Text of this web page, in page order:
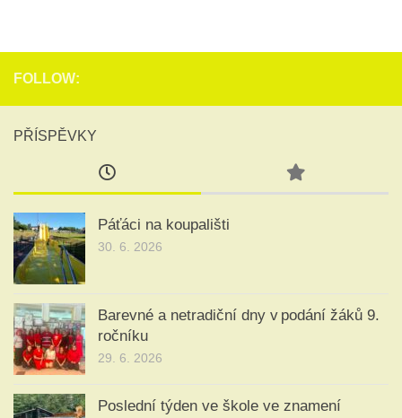
FOLLOW:
PŘÍSPĚVKY
Páťáci na koupališti
30. 6. 2026
Barevné a netradiční dny v podání žáků 9.
ročníku
29. 6. 2026
Poslední týden ve škole ve znamení